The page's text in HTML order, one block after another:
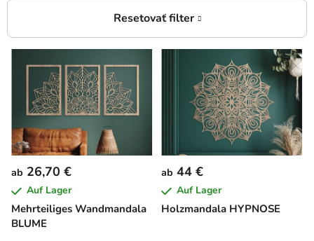
L
e
d
e
r
P
rMehrteiliges Wandmandala
BLUME
ab 26,70 €
Auf Lager
Holzmandala HYPNOSE
ab 44 €
Auf Lager